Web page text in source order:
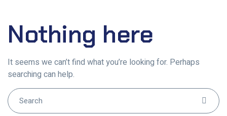
Nothing here
It seems we can’t find what you’re looking for. Perhaps
searching can help.